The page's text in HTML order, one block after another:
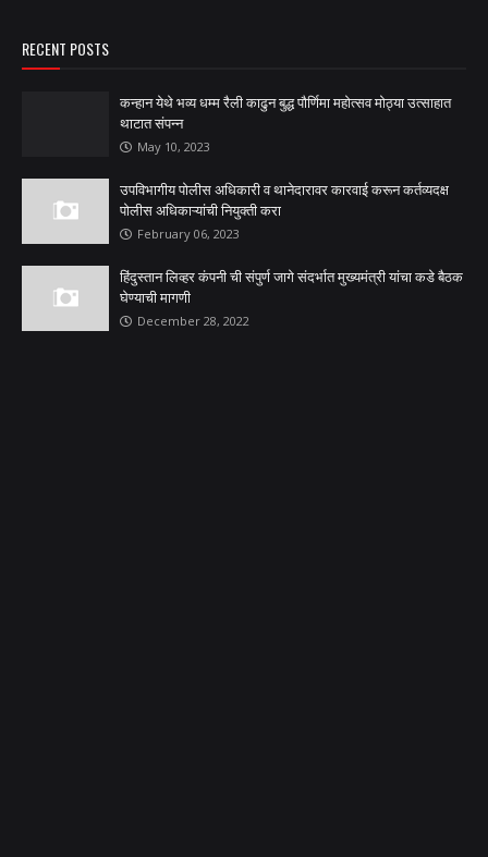
RECENT POSTS
कन्हान येथे भव्य धम्म रैली काढुन बुद्ध पौर्णिमा महोत्सव मोठ्या उत्साहात
थाटात संपन्न
May 10, 2023
उपविभागीय पोलीस अधिकारी व थानेदारावर कारवाई करून कर्तव्यदक्ष
पोलीस अधिकाऱ्यांची नियुक्ती करा
February 06, 2023
हिंदुस्तान लिव्हर कंपनी ची संपुर्ण जागे संदर्भात मुख्यमंत्री यांचा कडे बैठक
घेण्याची मागणी
December 28, 2022